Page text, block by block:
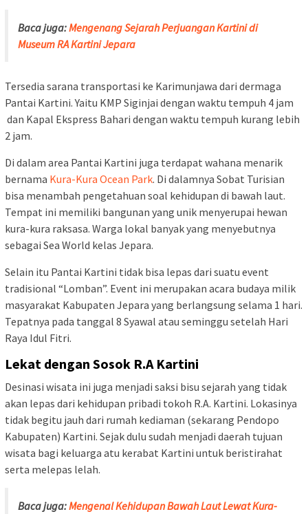
Baca juga:Mengenang Sejarah Perjuangan Kartini di
Museum RA Kartini Jepara
Tersedia sarana transportasi ke Karimunjawa dari dermaga
Pantai Kartini. Yaitu KMP Siginjai dengan waktu tempuh 4 jam
dan Kapal Ekspress Bahari dengan waktu tempuh kurang lebih
2 jam.
Di dalam area Pantai Kartini juga terdapat wahana menarik
bernama Kura-Kura Ocean Park. Di dalamnya Sobat Turisian
bisa menambah pengetahuan soal kehidupan di bawah laut.
Tempat ini memiliki bangunan yang unik menyerupai hewan
kura-kura raksasa. Warga lokal banyak yang menyebutnya
sebagai Sea World kelas Jepara.
Selain itu Pantai Kartini tidak bisa lepas dari suatu event
tradisional “Lomban”. Event ini merupakan acara budaya milik
masyarakat Kabupaten Jepara yang berlangsung selama 1 hari.
Tepatnya pada tanggal 8 Syawal atau seminggu setelah Hari
Raya Idul Fitri.
Lekat dengan Sosok R.A Kartini
Desinasi wisata ini juga menjadi saksi bisu sejarah yang tidak
akan lepas dari kehidupan pribadi tokoh R.A. Kartini. Lokasinya
tidak begitu jauh dari rumah kediaman (sekarang Pendopo
Kabupaten) Kartini. Sejak dulu sudah menjadi daerah tujuan
wisata bagi keluarga atu kerabat Kartini untuk beristirahat
serta melepas lelah.
Baca juga:Mengenal Kehidupan Bawah Laut Lewat Kura-